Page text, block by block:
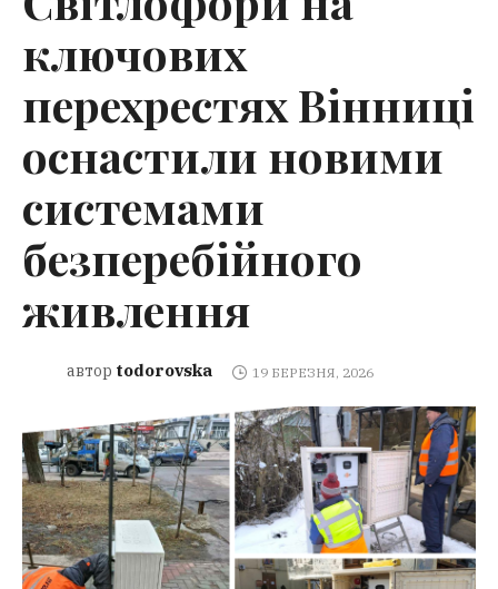
ключових
перехрестях Вінниці
оснастили новими
системами
безперебійного
живлення
автор todorovska 19 БЕРЕЗНЯ, 2026